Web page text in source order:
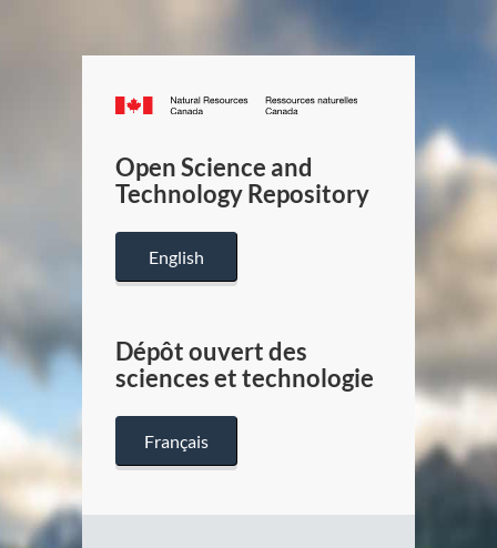
Canada.ca
/
Canada
Open Science and
Technology Repository
English
Dépôt ouvert des
sciences et technologie
Français